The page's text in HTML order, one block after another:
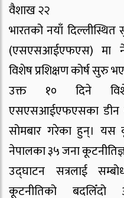
वैशाख २२
भारतको नयाँ
(एसएसआईएफएस) मा
विशेष प्रशिक्षण कोर्ष सुरु
उक्त १० दिने
एसएसआईएफएसका डीन
सोमबार गरेका हुन्। यस
नेपालका ३५ जना
उद्घाटन सत्रलाई
कूटनीतिको